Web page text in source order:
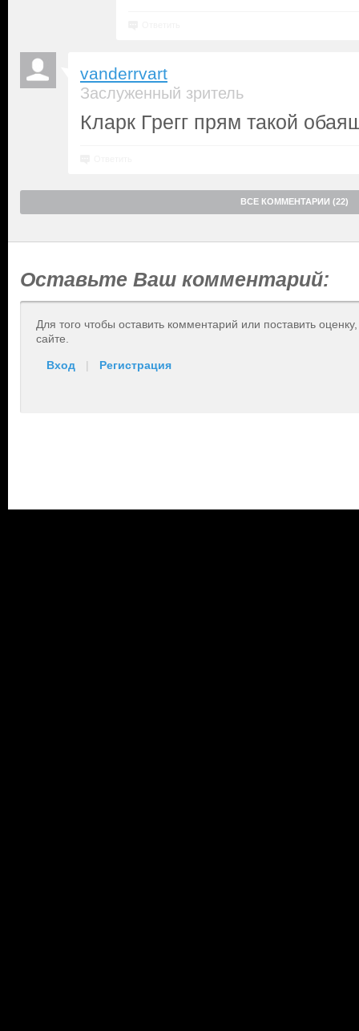
vanderrvart
Заслуженный зритель
Кларк Грегг прям такой
ВСЕ КОММЕНТАРИИ (22)
Оставьте Ваш комментарий:
Для того чтобы оставить комментарий или поставить
сайте.
Вход | Регистрация